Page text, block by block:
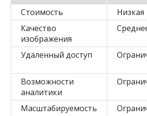
Стоимость
Низкая
Качество
изображения
Удаленный доступ
Возможности
аналитики
Масштабируемость